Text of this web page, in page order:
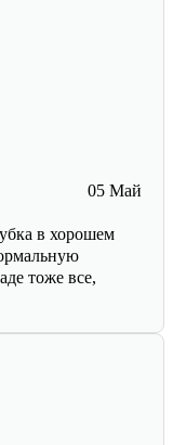
05 Май
в хорошем
тоже все,